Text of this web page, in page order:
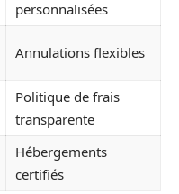
personnalisées
Annulations flexibles
Politique de frais
transparente
Hébergements
certifiés